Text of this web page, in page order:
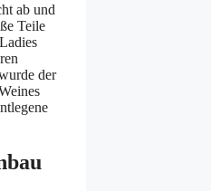
ab und
Teile
der